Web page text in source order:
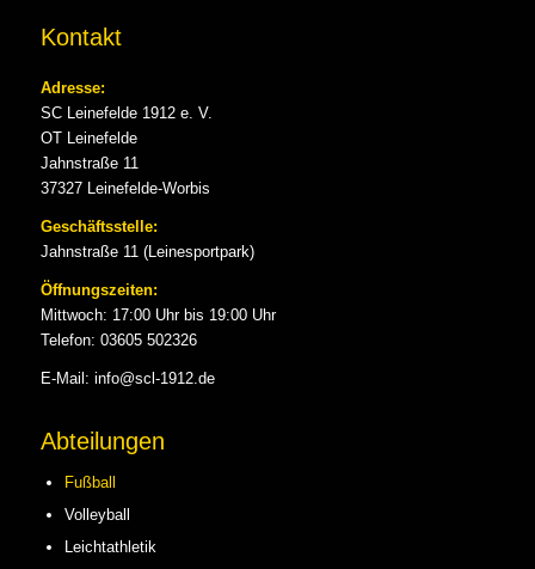
Kontakt
Adresse:
SC Leinefelde 1912 e. V.
OT Leinefelde
Jahnstraße 11
37327 Leinefelde-Worbis
Geschäftsstelle:
Jahnstraße 11 (Leinesportpark)
Öffnungszeiten:
Mittwoch: 17:00 Uhr bis 19:00 Uhr
Telefon: 03605 502326
E-Mail: info@scl-1912.de
Abteilungen
Fußball
Volleyball
Leichtathletik